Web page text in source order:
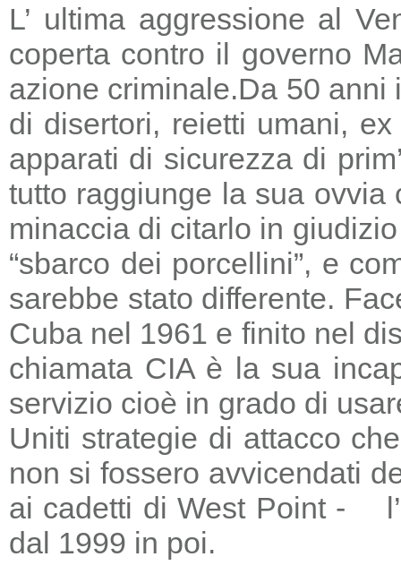
L’ ultima aggressione al
coperta contro il governo
azione criminale.Da 50 anni
di disertori, reietti umani,
apparati di sicurezza di
tutto raggiunge la sua
minaccia di citarlo in
“sbarco dei porcellini”, e
sarebbe stato differente.
Cuba nel 1961 e finito nel
chiamata CIA è la sua
servizio cioè in grado di
Uniti strategie di attacco
non si fossero avvicendati
ai cadetti di West Point - l’
dal 1999 in poi.